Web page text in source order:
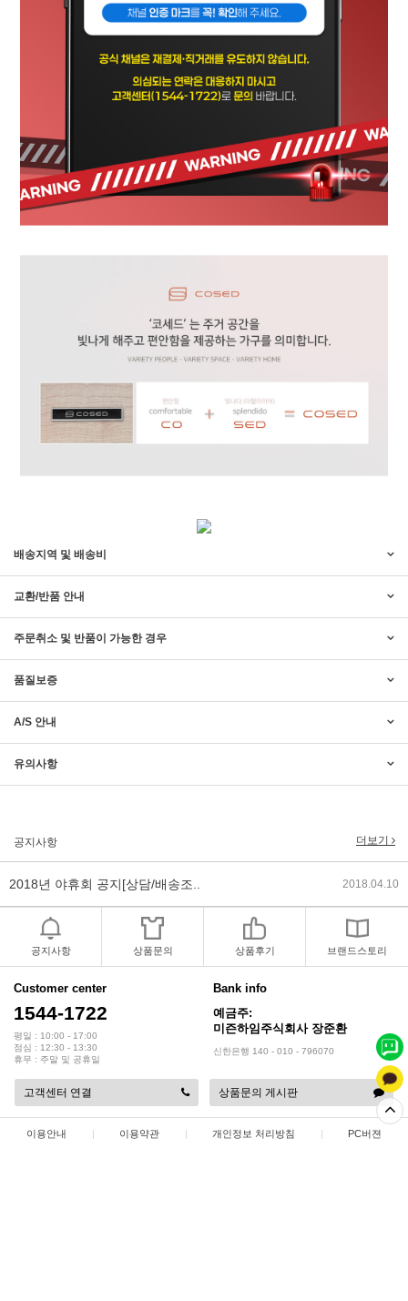
배송지역 및 배송비
교환/반품 안내
주문취소 및 반품이 가능한 경우
품질보증
A/S 안내
유의사항
공지사항 더보기
2018년 미즌하임 사이트 리뉴얼! 2018.06.04
2018년 야휴회 공지[상담/배송조.. 2018.04.10
2018년 모바일샵 리뉴얼 업데이..
2017년 미즌하임 리뉴얼 2017.03.06
2019년 설 명절 배송지연 안내
공지사항 상품문의 상품후기 브랜드스토리
Customer center
1544-1722
평일 : 10:00 - 17:00
점심 : 12:30 - 13:30
휴무 : 주말 및 공휴일
Bank info
예금주:
미즌하임주식회사 장준환
신한은행 140 - 010 - 796070
고객센터 연결 상품문의 게시판
이용안내 | 이용약관 | 개인정보 처리방침 | PC버젼